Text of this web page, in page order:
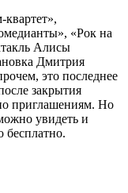
квартет»,
«Рок на
Алисы
Дмитрия
это последнее
закрытия
приглашениям. Но
увидеть и